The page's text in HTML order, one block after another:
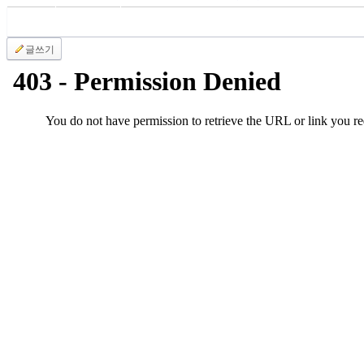
국
소
야
우
글쓰기